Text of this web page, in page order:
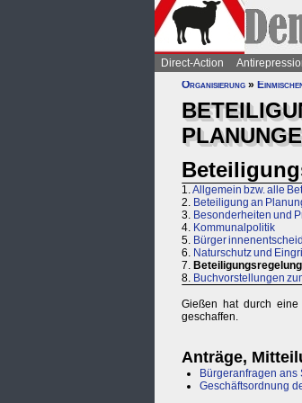
Direct-Action
Organisierung »
1.Allgemein bzw. alle
2. Beteiligung an
3. Besonderheiten und
4. Kommunalpolitik
5. Bürger
6. Naturschutz und
7.
8. Buchvorstellungen
Gießen hat durch eine
geschaffen.
Anträge,
Bürgeranfragen ans
Geschäftsordnung